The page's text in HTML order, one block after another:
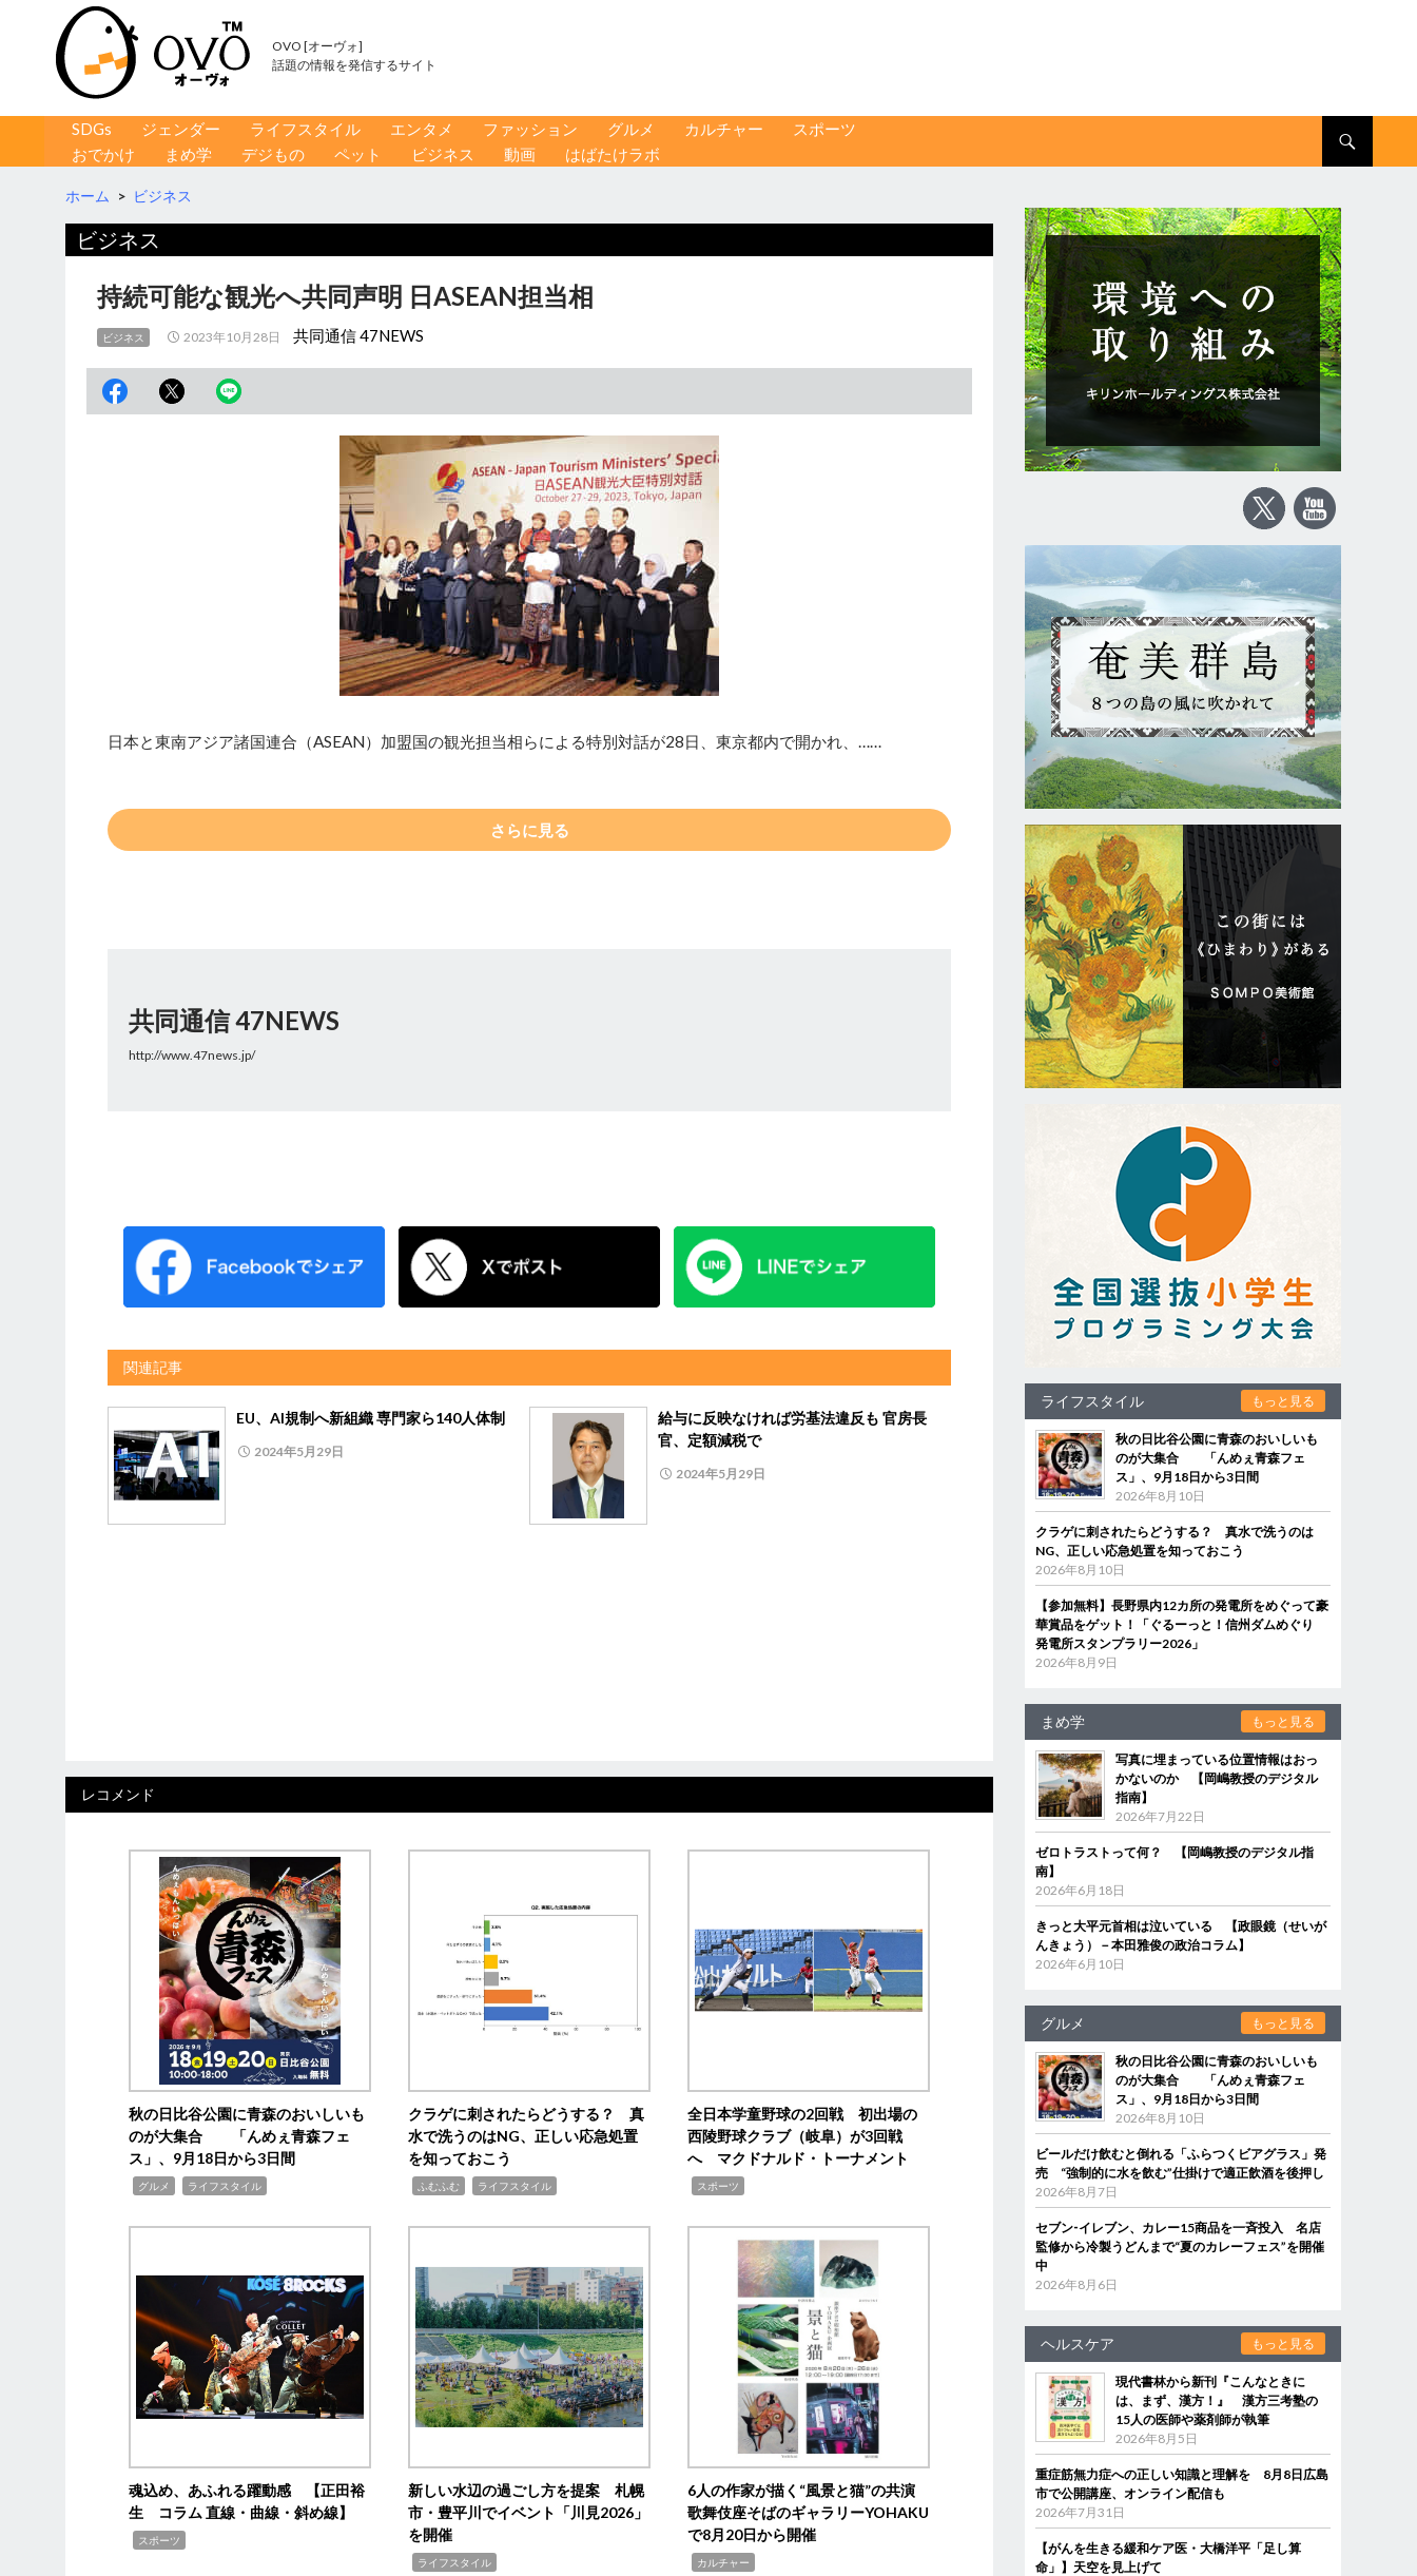
OVO [オーヴォ]
話題の情報を発信するサイト
コンテンツへ移動
SDGs ジェンダー ライフスタイル エンタメ ファッション グルメ カルチャー
スポーツ
おでかけ
まめ学 デジもの ペット ビジネス 動画 はばたけラボ
ホーム > ビジネス
ビジネス
持続可能な観光へ共同声明 日ASEAN担当相
ビジネス 2023年10月28日 共同通信 47NEWS
日本と東南アジア諸国連合（ASEAN）加盟国の観光担当相らによる特別対話が28日、東京都内で開かれ、……
さらに見る
共同通信 47NEWS
http://www.47news.jp/
関連記事
EU、AI規制へ新組織 専門家ら140人体制
2024年5月29日
給与に反映なければ労基法違反も 官房長
官、定額減税で
2024年5月29日
レコメンド
秋の日比谷公園に青森のおいしいも
のが大集合 「んめぇ青森フェ
ス」、9月18日から3日間
グルメ ライフスタイル
クラゲに刺されたらどうする？ 真
水で洗うのはNG、正しい応急処置
を知っておこう
ふむふむ ライフスタイル
全日本学童野球の2回戦 初出場の
西陵野球クラブ（岐阜）が3回戦
へ マクドナルド・トーナメント
スポーツ
魂込め、あふれる躍動感 【正田裕
生 コラム 直線・曲線・斜め線】
スポーツ
新しい水辺の過ごし方を提案 札幌
市・豊平川でイベント「川見2026」
を開催
ライフスタイル
6人の作家が描く“風景と猫”の共演
歌舞伎座そばのギャラリーYOHAKU
で8月20日から開催
カルチャー
ライフスタイル もっと見る
秋の日比谷公園に青森のおいしいも
のが大集合 「んめぇ青森フェ
ス」、9月18日から3日間
2026年8月10日
クラゲに刺されたらどうする？ 真水で洗うのは
NG、正しい応急処置を知っておこう
2026年8月10日
【参加無料】長野県内12カ所の発電所をめぐって豪
華賞品をゲット！「ぐるーっと！信州ダムめぐり
発電所スタンプラリー2026」
2026年8月9日
まめ学 もっと見る
写真に埋まっている位置情報はおっ
かないのか 【岡嶋教授のデジタル
指南】
2026年7月22日
ゼロトラストって何？ 【岡嶋教授のデジタル指
南】
2026年6月18日
きっと大平元首相は泣いている 【政眼鏡（せいが
んきょう）－本田雅俊の政治コラム】
2026年6月10日
グルメ もっと見る
秋の日比谷公園に青森のおいしいも
のが大集合 「んめぇ青森フェ
ス」、9月18日から3日間
2026年8月10日
ビールだけ飲むと倒れる「ふらつくビアグラス」発
売 “強制的に水を飲む”仕掛けで適正飲酒を後押し
2026年8月7日
セブン‐イレブン、カレー15商品を一斉投入 名店
監修から冷製うどんまで“夏のカレーフェス”を開催
中
2026年8月6日
ヘルスケア もっと見る
現代書林から新刊『こんなときに
は、まず、漢方！』 漢方三考塾の
15人の医師や薬剤師が執筆
2026年8月5日
重症筋無力症への正しい知識と理解を 8月8日広島
市で公開講座、オンライン配信も
2026年7月31日
【がんを生きる緩和ケア医・大橋洋平「足し算
命」】天空を見上げて